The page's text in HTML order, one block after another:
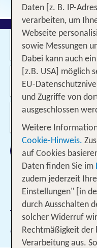
Wo soll es hin gehen?
Wann & wie lange?
09.08.2026 -
Wer reist mit?
2 Erwachsene
1 Filter hinzugefügt
Gewählte Filter:
Daten [z. B. IP-
verarbeiten, um
Webseite
sowie Messungen
Dabei kann auch
[z.B. USA] möglich
EU-
und Zugriffe von
ausgeschlossen
Weitere
Cookie-Hinweis.
auf Cookies
Daten finden Sie im
zudem jederzeit
Einstellungen" [in
durch Ausschalten
solcher Widerruf
Rechtmäßigkeit
Verarbeitung aus.